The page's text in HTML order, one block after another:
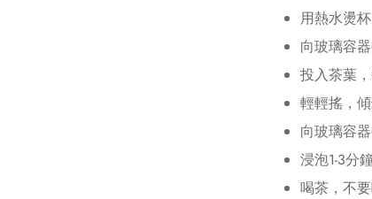
用熱水燙杯
向玻璃容
投入茶葉
輕輕搖，
向玻璃容
浸泡1-3分
喝茶，不